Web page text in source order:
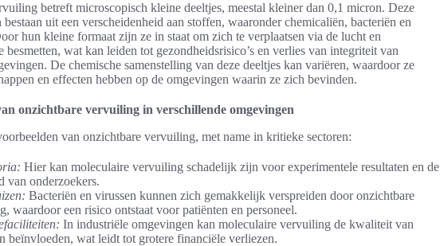
betreft microscopisch kleine deeltjes, meestal kleiner dan 0,1 micron. Deze
bestaan uit een verscheidenheid aan stoffen, waaronder chemicaliën, bacteriën en
hun kleine formaat zijn ze in staat om zich te verplaatsen via de lucht en
besmetten, wat kan leiden tot gezondheidsrisico’s en verlies van integriteit van
De chemische samenstelling van deze deeltjes kan variëren, waardoor ze
en effecten hebben op de omgevingen waarin ze zich bevinden.
onzichtbare vervuiling in verschillende omgevingen
van onzichtbare vervuiling, met name in kritieke sectoren:
Hier kan moleculaire vervuiling schadelijk zijn voor experimentele resultaten en de
van onderzoekers.
Bacteriën en virussen kunnen zich gemakkelijk verspreiden door onzichtbare
waardoor een risico ontstaat voor patiënten en personeel.
In industriële omgevingen kan moleculaire vervuiling de kwaliteit van
beïnvloeden, wat leidt tot grotere financiële verliezen.